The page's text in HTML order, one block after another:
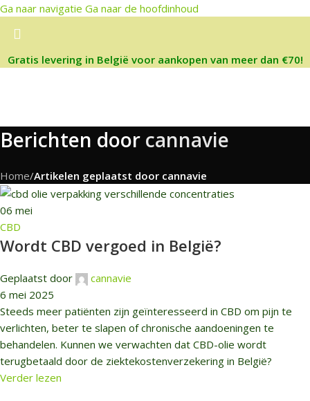
Ga naar navigatie Ga naar de hoofdinhoud
Gratis levering in België voor aankopen van meer dan €70!
Berichten door cannavie
Home/Artikelen geplaatst door cannavie
06 mei
CBD
Wordt CBD vergoed in België?
Geplaatst door
cannavie
6 mei 2025
Steeds meer patiënten zijn geïnteresseerd in CBD om pijn te
verlichten, beter te slapen of chronische aandoeningen te
behandelen. Kunnen we verwachten dat CBD-olie wordt
terugbetaald door de ziektekostenverzekering in België?
Verder lezen